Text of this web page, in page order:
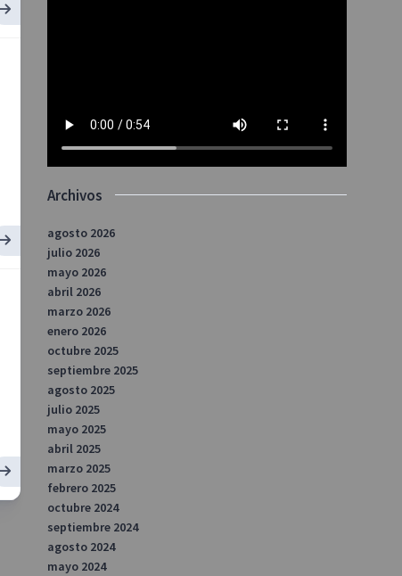
Archivos
agosto 2026
julio 2026
mayo 2026
abril 2026
marzo 2026
enero 2026
octubre 2025
septiembre 2025
agosto 2025
julio 2025
mayo 2025
abril 2025
marzo 2025
febrero 2025
octubre 2024
septiembre 2024
agosto 2024
mayo 2024